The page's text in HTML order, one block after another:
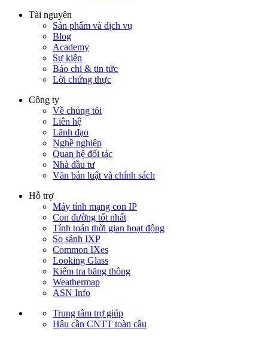
Tài nguyên
Sản phẩm và dịch vụ
Blog
Academy
Sự kiện
Báo chí & tin tức
Lời chứng thực
Công ty
Về chúng tôi
Liên hệ
Lãnh đạo
Nghề nghiệp
Quan hệ đối tác
Nhà đầu tư
Văn bản luật và chính sách
Hỗ trợ
Máy tính mạng con IP
Con đường tốt nhất
Tính toán thời gian hoạt động
So sánh IXP
Common IXes
Looking Glass
Kiểm tra băng thông
Weathermap
ASN Info
Trung tâm trợ giúp
Hậu cần CNTT toàn cầu